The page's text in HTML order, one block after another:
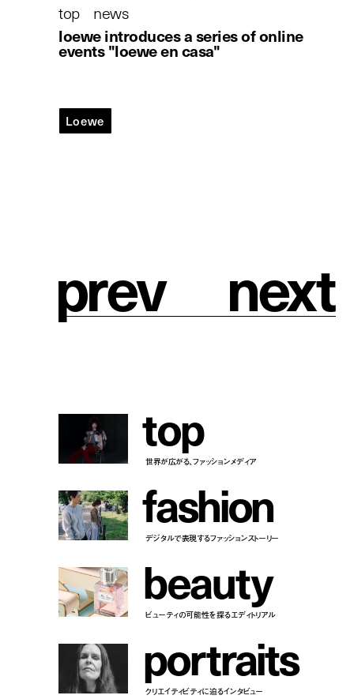
top/ news
loewe introduces a series of online
events "loewe en casa"
Loewe
prev next
top
世界が広がる、ファッションメディア
fashion
デジタルで表現するファッションストーリー
beauty
ビューティの可能性を探るエディトリアル
portraits
クリエイティビティに迫るインタビュー